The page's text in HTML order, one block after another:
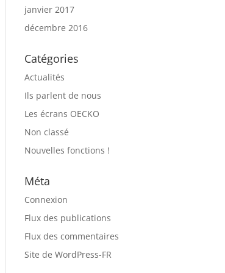
janvier 2017
décembre 2016
Catégories
Actualités
Ils parlent de nous
Les écrans OECKO
Non classé
Nouvelles fonctions !
Méta
Connexion
Flux des publications
Flux des commentaires
Site de WordPress-FR